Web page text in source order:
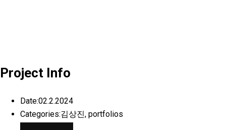
Project Info
Date:02.2.2024
Categories:김상진, portfolios